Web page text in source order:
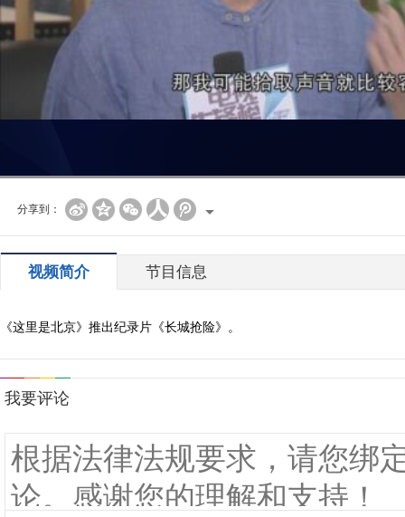
分享到：
视频简介 节目信息
《这里是北京》推出纪录片《长城抢险》。